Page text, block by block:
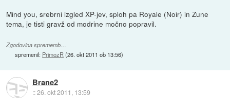
Mind you, srebrni izgled XP-jev, sploh pa Royale (Noir) in Zune
tema, je tisti gravž od modrine močno popravil.
Zgodovina sprememb…
spremenil: PrimozR (26. okt 2011 ob 13:56)
Brane2
::26. okt 2011, 13:59